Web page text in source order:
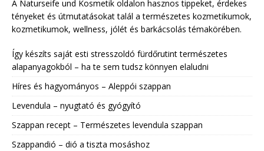
A Naturseife und Kosmetik oldalon hasznos tippeket, érdekes
tényeket és útmutatásokat talál a természetes kozmetikumok,
kozmetikumok, wellness, jólét és barkácsolás témakörében.
Így készíts saját esti stresszoldó fürdőrutint természetes
alapanyagokból – ha te sem tudsz könnyen elaludni
Híres és hagyományos – Aleppói szappan
Levendula – nyugtató és gyógyító
Szappan recept – Természetes levendula szappan
Szappandió – dió a tiszta mosáshoz